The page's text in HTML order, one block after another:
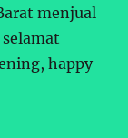
menjual
happy